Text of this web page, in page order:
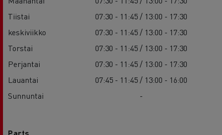
Tiistai
07:30 - 11:45 / 13:00 - 17:30
keskiviikko
07:30 - 11:45 / 13:00 - 17:30
Torstai
07:30 - 11:45 / 13:00 - 17:30
Perjantai
07:30 - 11:45 / 13:00 - 17:30
Lauantai
07:45 - 11:45 / 13:00 - 16:00
Sunnuntai
-